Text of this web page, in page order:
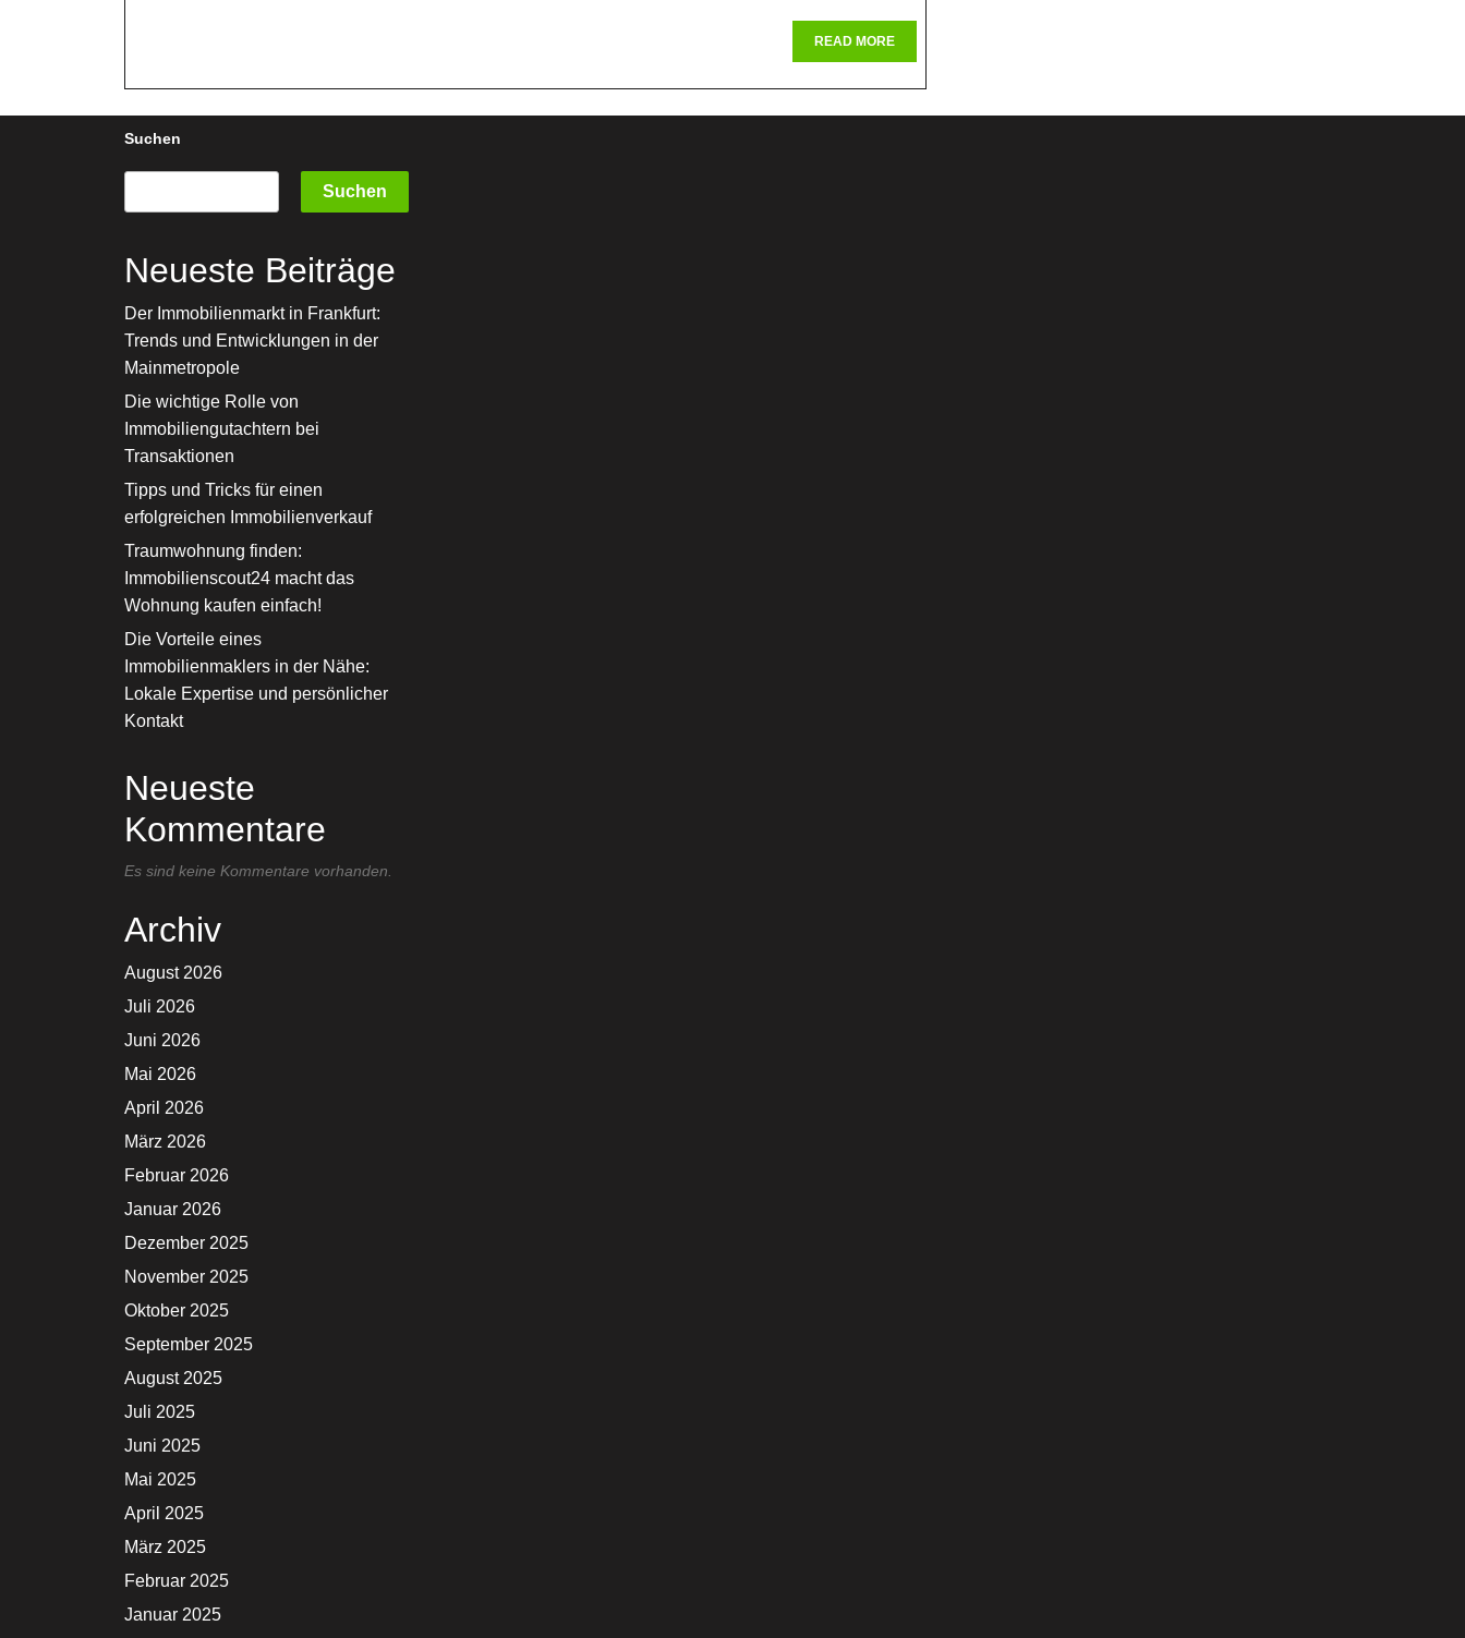
Radiologie:
Einblick
In
READ MOREREAD
MORE
Suchen
Suchen
Neueste Beiträge
Der Immobilienmarkt in Frankfurt:
Trends und Entwicklungen in der
Mainmetropole
Die wichtige Rolle von
Immobiliengutachtern bei
Transaktionen
Tipps und Tricks für einen
erfolgreichen Immobilienverkauf
Traumwohnung finden:
Immobilienscout24 macht das
Wohnung kaufen einfach!
Die Vorteile eines
Immobilienmaklers in der Nähe:
Lokale Expertise und persönlicher
Kontakt
Neueste
Kommentare
Es sind keine Kommentare vorhanden.
Archiv
August 2026
Juli 2026
Juni 2026
Mai 2026
April 2026
März 2026
Februar 2026
Januar 2026
Dezember 2025
November 2025
Oktober 2025
September 2025
August 2025
Juli 2025
Juni 2025
Mai 2025
April 2025
März 2025
Februar 2025
Januar 2025